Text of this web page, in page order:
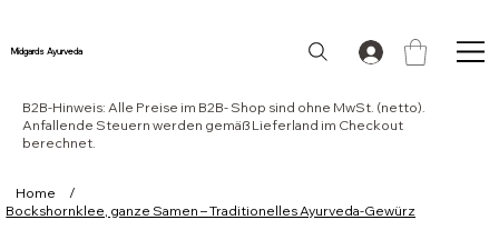
Midgards Ayurveda
Home
/
Bockshornklee, ganze Samen – Traditionelles Ayurveda-Gewürz
B2B-Hinweis: Alle Preise im B2B- Shop sind ohne MwSt. (netto).
Anfallende Steuern werden gemäß Lieferland im Checkout
berechnet.